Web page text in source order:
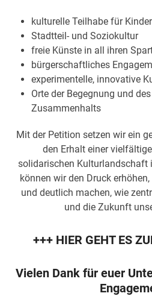
kulturelle Teilhabe für
Stadtteil- und Soziokultur
freie Künste in all ihren
bürgerschaftliches
experimentelle, innovative
Orte der Begegnung und
Zusammenhalts
Mit der Petition setzen wir ein
den Erhalt einer
solidarischen Kulturlandschaft
können wir den Druck
und deutlich machen, wie
und die Zukunft
+++ HIER GEHT ES
Vielen Dank für euer